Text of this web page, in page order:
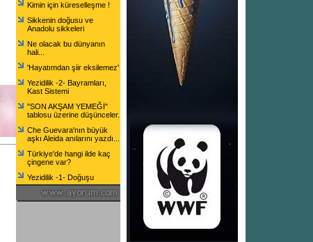
Kimin için küreselleşme !
Sikkenin doğusu ve
Anadolu sikkeleri
Ne olacak bu dünyanın
hali...
'Hayatımdan şiir eksilemez'
Yezidilik -2- Bayramları,
Kast Sistemi
"SON AKŞAM YEMEĞİ"
tablosu üzerine düşünceler.
Che Guevara'nın büyük
aşkı Aleida anılarını yazdı...
Türkiye'de hangi ilde kaç
çingene var?
Yezidilik -1- Doğuşu